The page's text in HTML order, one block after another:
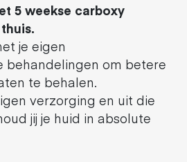
5 weekse carboxy
je eigen
behandelingen om betere
te behalen.
verzorging en uit die
jij je huid in absolute